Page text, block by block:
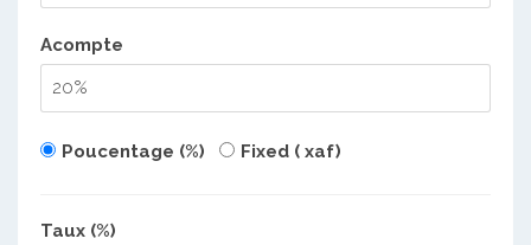
Acompte
Poucentage (%) Fixed ( xaf)
Taux (%)